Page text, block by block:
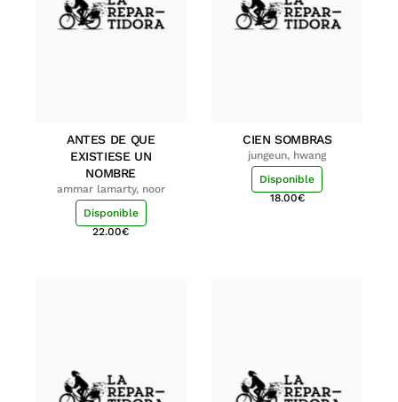
ANTES DE QUE
EXISTIESE UN
NOMBRE
ammar lamarty, noor
Disponible
22.00€
CIEN SOMBRAS
jungeun, hwang
Disponible
18.00€